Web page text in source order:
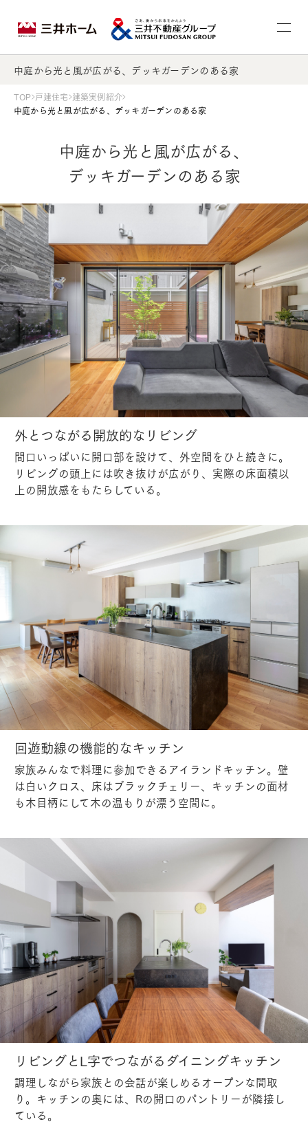
中庭から光と風が広がる、デッキガーデンのある家
TOP 戸建住宅 建築実例紹介
中庭から光と風が広がる、デッキガーデンのある家
中庭から光と風が広がる、
デッキガーデンのある家
外とつながる開放的なリビング
間口いっぱいに開口部を設けて、外空間をひと続きに。
リビングの頭上には吹き抜けが広がり、実際の床面積以
上の開放感をもたらしている。
回遊動線の機能的なキッチン
家族みんなで料理に参加できるアイランドキッチン。壁
は白いクロス、床はブラックチェリー、キッチンの面材
も木目柄にして木の温もりが漂う空間に。
リビングとL字でつながるダイニングキッチン
調理しながら家族との会話が楽しめるオープンな間取
り。キッチンの奥には、Rの開口のパントリーが隣接し
ている。